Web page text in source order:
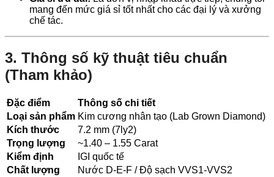
mang đến mức giá sỉ tốt nhất cho các đại lý và xưởng
chế tác.
3. Thông số kỹ thuật tiêu chuẩn
(Tham khảo)
Đặc điểm
Thông số chi tiết
Loại sản phẩm Kim cương nhân tạo (Lab Grown Diamond)
Kích thước
7.2 mm (7ly2)
Trọng lượng
~1.40 – 1.55 Carat
Kiểm định
IGI quốc tế
Chất lượng
Nước D-E-F / Độ sạch VVS1-VVS2